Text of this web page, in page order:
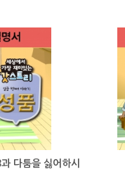
다툼을 싫어하시